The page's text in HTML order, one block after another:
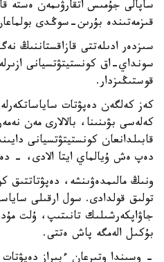
ساپالى جۇمىس اتقارۋىمەن ەستە
قىزمەتىندە بۇرىن-سوڭدى
سىزدەر ادىلەتتى قازاقستاننىڭ
سونداي-اق كونستيتۋتسيانى
قوستىڭىزدار.
كەز كەلگەن دەپۋتات
قابىلدانعان كونستيتۋتسيانى
دەپ ەش ۇيالماي ايتا الادى، -
ونىڭ مالىمدەۋىنشە، دەپۋتاتتىق
تولىق قولدادى. سول ارقىلى
جاۋاپكەرشىلىك تانىتىپ، ۇلت
بۇكىل الەمگە پاش ەتتى.
- وسىندا وتىرعان ءبىراز